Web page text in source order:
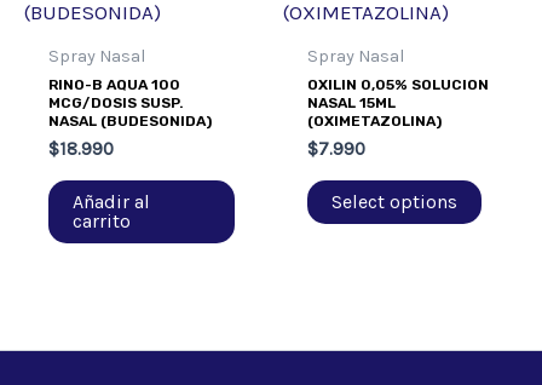
Spray Nasal
RINO-B AQUA 100
MCG/DOSIS SUSP.
NASAL (BUDESONIDA)
$18.990
Añadir al
carrito
Spray Nasal
OXILIN 0,05% SOLUCION
NASAL 15ML
(OXIMETAZOLINA)
$7.990
Select options